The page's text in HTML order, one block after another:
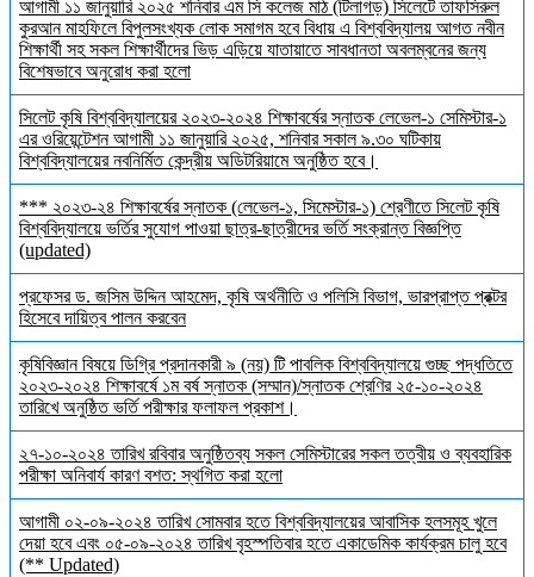
আগামী ১১ জানুয়ারি ২০২৫ শনিবার এম সি কলেজ মাঠ (টিলাগড়) সিলেটে তাফসিরুল
কুরআন মাহফিলে বিপুলসংখ্যক লোক সমাগম হবে বিধায় এ বিশ্ববিদ্যালয় আগত নবীন
শিক্ষার্থী সহ সকল শিক্ষার্থীদের ভিড় এড়িয়ে যাতায়াতে সাবধানতা অবলম্বনের জন্য
বিশেষভাবে অনুরোধ করা হলো
সিলেট কৃষি বিশ্ববিদ্যালয়ের ২০২৩-২০২৪ শিক্ষাবর্ষের স্নাতক লেভেল-১ সেমিস্টার-১
এর ওরিয়েন্টেশন আগামী ১১ জানুয়ারি ২০২৫, শনিবার সকাল ৯.৩০ ঘটিকায়
বিশ্ববিদ্যালয়ের নবনির্মিত কেন্দ্রীয় অডিটরিয়ামে অনুষ্ঠিত হবে।
*** ২০২৩-২৪ শিক্ষাবর্ষের স্নাতক (লেভেল-১, সিমেস্টার-১) শ্রেণীতে সিলেট কৃষি
বিশ্ববিদ্যালয়ে ভর্তির সুযোগ পাওয়া ছাত্র-ছাত্রীদের ভর্তি সংক্রান্ত বিজ্ঞপ্তি
(updated)
প্রফেসর ড. জসিম উদ্দিন আহমেদ, কৃষি অর্থনীতি ও পলিসি বিভাগ, ভারপ্রাপ্ত প্রক্টর
হিসেবে দায়িত্ব পালন করবেন
কৃষিবিজ্ঞান বিষয়ে ডিগ্রি প্রদানকারী ৯ (নয়) টি পাবলিক বিশ্ববিদ্যালয়ে গুচ্ছ পদ্ধতিতে
২০২৩-২০২৪ শিক্ষাবর্ষে ১ম বর্ষ স্নাতক (সম্মান)/স্নাতক শ্রেণির ২৫-১০-২০২৪
তারিখে অনুষ্ঠিত ভর্তি পরীক্ষার ফলাফল প্রকাশ।
২৭-১০-২০২৪ তারিখ রবিবার অনুষ্ঠিতব্য সকল সেমিস্টারের সকল তত্বীয় ও ব্যবহারিক
পরীক্ষা অনিবার্য কারণ বশত: স্থগিত করা হলো
আগামী ০২-০৯-২০২৪ তারিখ সোমবার হতে বিশ্ববিদ্যালয়ের আবাসিক হলসমূহ খুলে
দেয়া হবে এবং ০৫-০৯-২০২৪ তারিখ বৃহস্পতিবার হতে একাডেমিক কার্যক্রম চালু হবে
(** Updated)